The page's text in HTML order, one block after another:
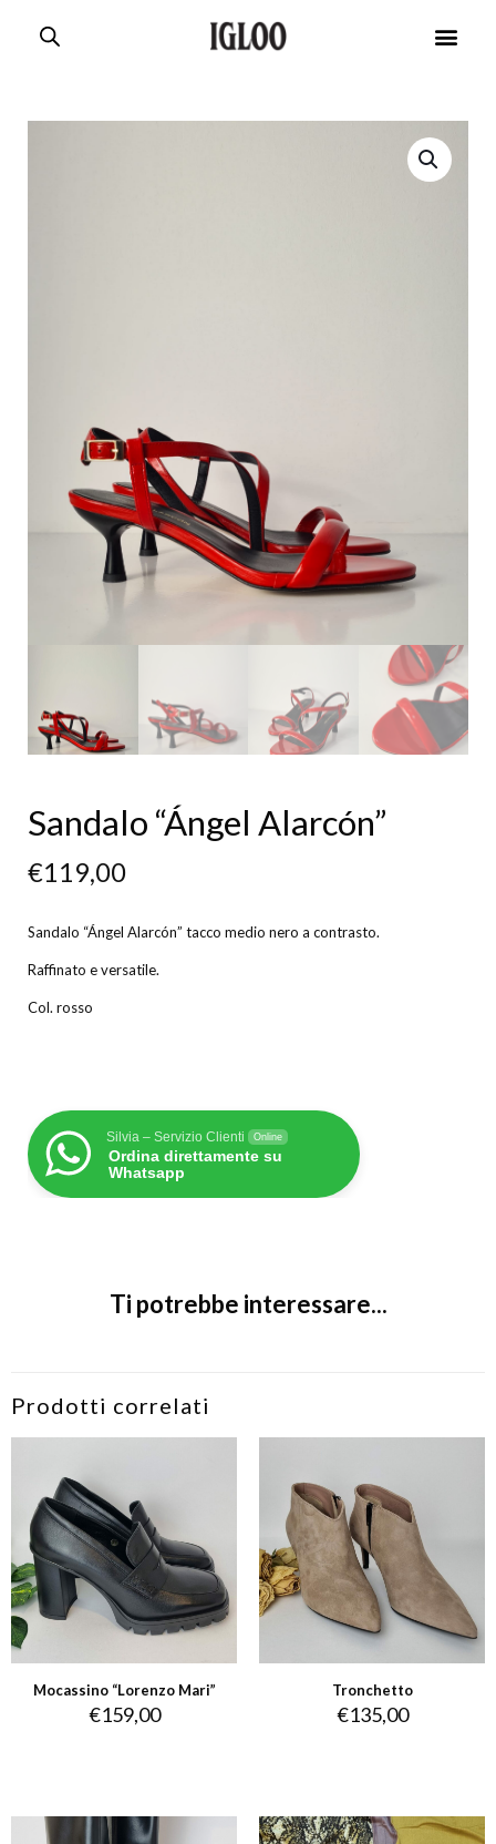
Sandalo “Ángel Alarcón”
€119,00
Sandalo “Ángel Alarcón” tacco medio nero a contrasto.
Raffinato e versatile.
Col. rosso
Silvia – Servizio Clienti Online
Ordina direttamente su
Whatsapp
Ti potrebbe interessare...
Prodotti correlati
Mocassino “Lorenzo Mari”
€159,00
Tronchetto
€135,00